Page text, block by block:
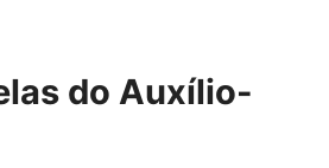
do Auxílio-